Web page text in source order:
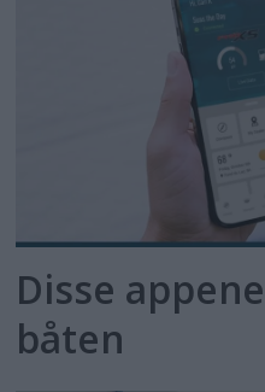
Disse
båten